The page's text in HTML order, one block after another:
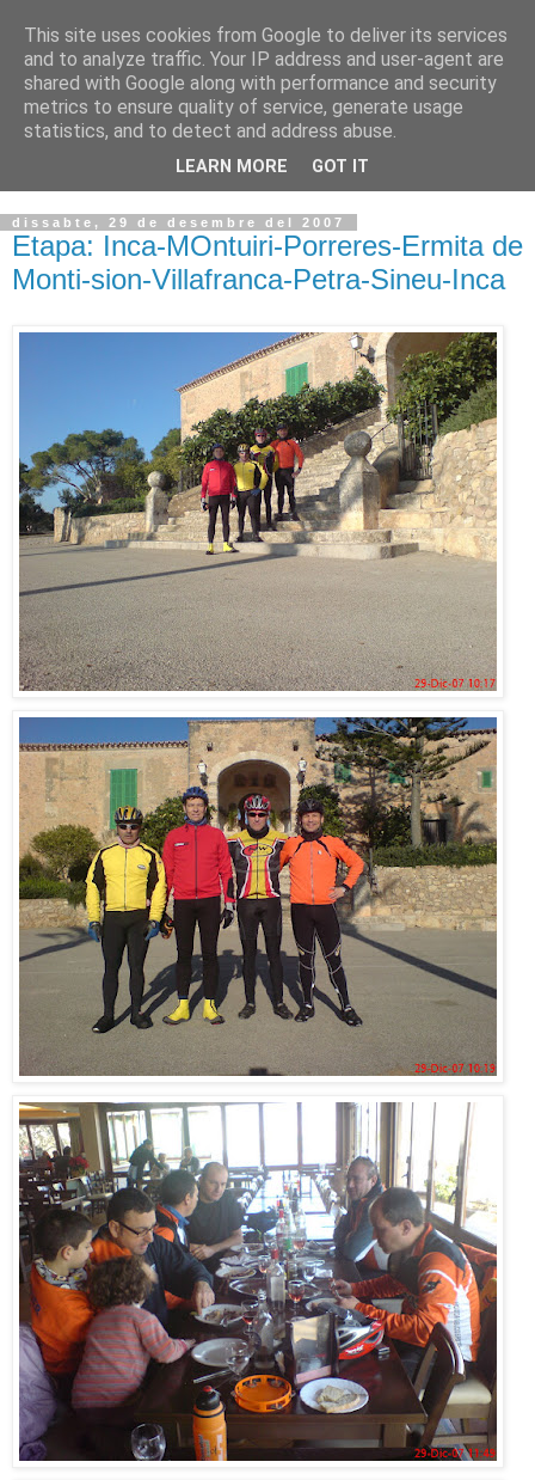
VOLTORS -2026 -
¡¡¡TENIM GANA!!!
dissabte, 29 de desembre del 2007
Etapa: Inca-MOntuiri-Porreres-Ermita de
Monti-sion-Villafranca-Petra-Sineu-Inca
This site uses cookies from Google to deliver its services
and to analyze traffic. Your IP address and user-agent are
shared with Google along with performance and security
metrics to ensure quality of service, generate usage
statistics, and to detect and address abuse.
LEARN MORE GOT IT